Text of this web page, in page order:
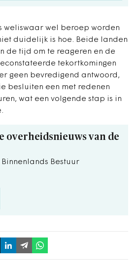
weliswaar wel beroep worden
duidelijk is hoe. Beide landen
de tijd om te reageren en de
tekortkomingen
geen bevredigend antwoord,
besluiten een met redenen
wat een volgende stap is in
overheidsnieuws van de
Bestuur